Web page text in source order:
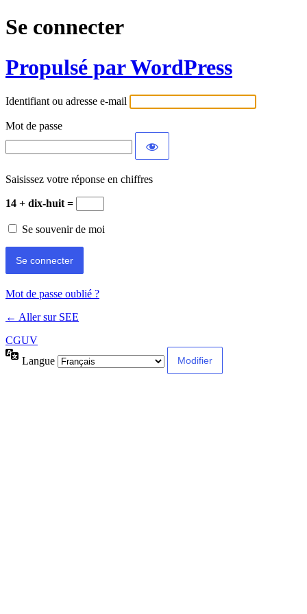
Se connecter
Propulsé par WordPress
Identifiant ou adresse e-mail
Mot de passe
Saisissez votre réponse en chiffres
14 + dix-huit =
Se souvenir de moi
Mot de passe oublié ?
← Aller sur SEE
CGUV
Langue